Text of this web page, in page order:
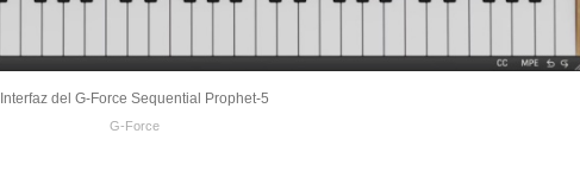
Interfaz del G‑Force Sequential Prophet‑5
G‑Force